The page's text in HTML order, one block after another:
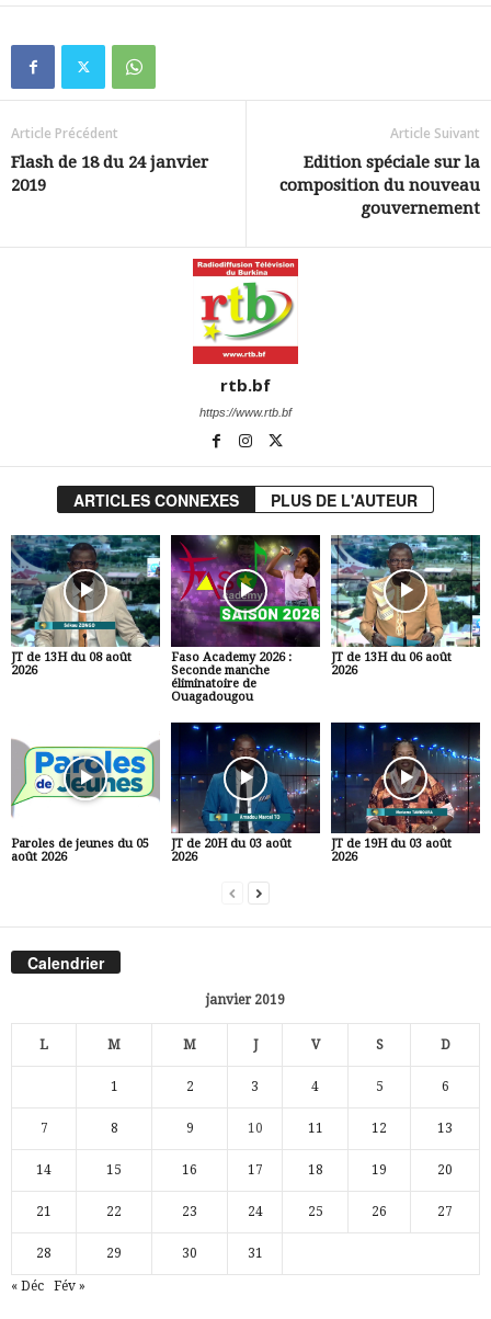
Article Précédent
Flash de 18 du 24 janvier
2019
Article Suivant
Edition spéciale sur la
composition du nouveau
gouvernement
rtb.bf
https://www.rtb.bf
ARTICLES CONNEXES PLUS DE L'AUTEUR
JT de 13H du 08 août
2026
Faso Academy 2026 :
Seconde manche
éliminatoire de
Ouagadougou
JT de 13H du 06 août
2026
Paroles de jeunes du 05
août 2026
JT de 20H du 03 août
2026
JT de 19H du 03 août
2026
Calendrier
janvier 2019
L M M J V S D
1 2 3 4 5 6
7 8 9 10 11 12 13
14 15 16 17 18 19 20
21 22 23 24 25 26 27
28 29 30 31
« Déc Fév »